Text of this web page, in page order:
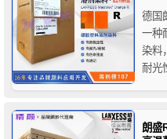
德国
一种
染料
耐光
规，
朗盛